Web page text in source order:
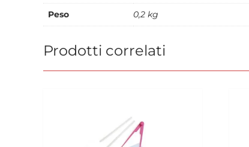
Peso 0,2 kg
Prodotti correlati